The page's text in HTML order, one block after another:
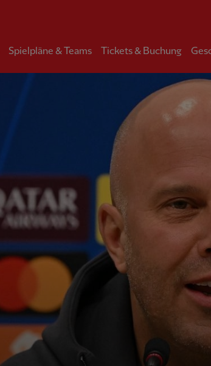
Spielpläne & Teams Tickets & Buchung